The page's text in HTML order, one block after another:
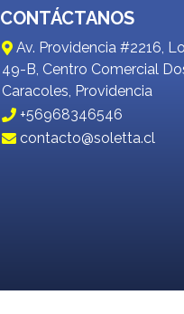
CONTÁCTANOS
Av. Providencia #2216,
49-B, Centro Comercial
Caracoles, Providencia
+56968346546
contacto@soletta.cl